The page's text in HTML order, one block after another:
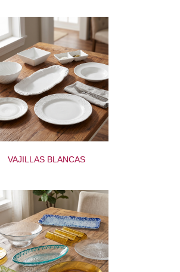
VAJILLAS BLANCAS